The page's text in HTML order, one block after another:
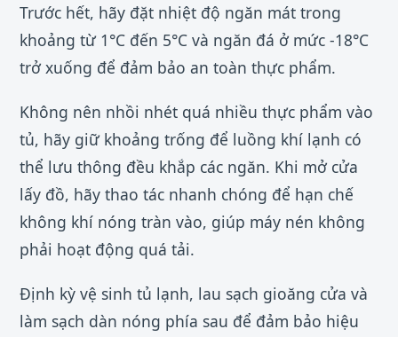
Trước hết, hãy đặt nhiệt độ ngăn mát trong
khoảng từ 1°C đến 5°C và ngăn đá ở mức -18°C
trở xuống để đảm bảo an toàn thực phẩm.
Không nên nhồi nhét quá nhiều thực phẩm vào
tủ, hãy giữ khoảng trống để luồng khí lạnh có
thể lưu thông đều khắp các ngăn. Khi mở cửa
lấy đồ, hãy thao tác nhanh chóng để hạn chế
không khí nóng tràn vào, giúp máy nén không
phải hoạt động quá tải.
Định kỳ vệ sinh tủ lạnh, lau sạch gioăng cửa và
làm sạch dàn nóng phía sau để đảm bảo hiệu